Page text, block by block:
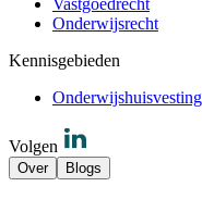
Onderwijsrecht
Kennisgebieden
Onderwijshuisvesting
Volgen
Over Blogs